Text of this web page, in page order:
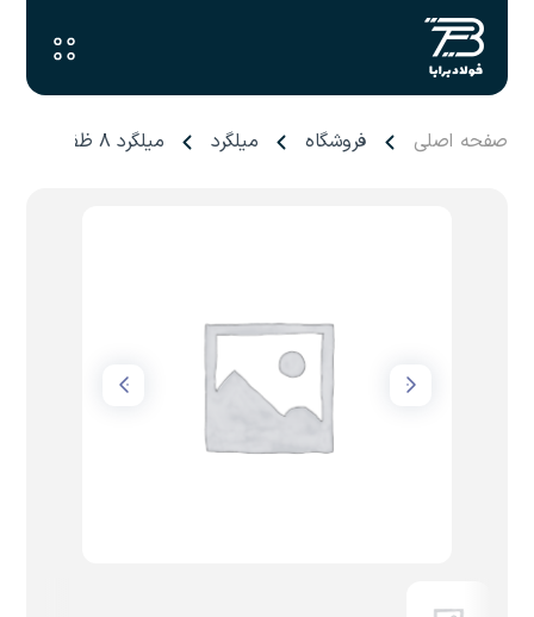
صفحه اصلی فروشگاه میلگرد میلگرد ۸ ظفر بناب